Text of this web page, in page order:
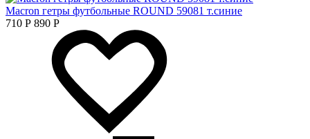
Macron гетры футбольные ROUND 59081 т.синие
710 Р 890 Р